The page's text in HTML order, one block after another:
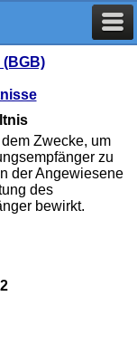
Zwecke, um
zu
der Angewiesene
des
bewirkt.